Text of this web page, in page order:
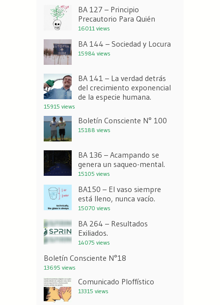
BA 127 – Principio
Precautorio Para Quién
16011 views
BA 144 – Sociedad y Locura
15984 views
BA 141 – La verdad detrás
del crecimiento exponencial
de la especie humana.
15915 views
Boletín Consciente N° 100
15188 views
BA 136 – Acampando se
genera un saqueo-mental.
15105 views
BA150 – El vaso siempre
está lleno, nunca vacío.
15070 views
BA 264 – Resultados
Exiliados.
14075 views
Boletín Consciente N°18
13695 views
Comunicado Ploffístico
13315 views